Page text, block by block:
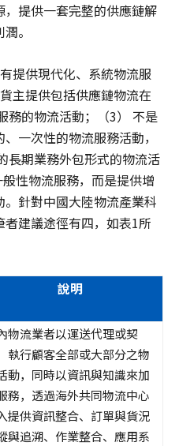
提供一套完整的供應鏈解
。
提供現代化、系統物流服
主提供包括供應鏈物流在
務的物流活動；（3） 不是
一次性的物流服務活動，
長期業務外包形式的物流活
性物流服務，而是提供增
針對中國大陸物流產業科
建議途徑有四，如表1所
說明
物流業者以運送代理或契
執行顧客全部或大部分之物
動，同時以資訊與知識來加
務，透過海外共同物流中心
提供資訊整合、訂單與貨況
與追溯、作業整合、應用系